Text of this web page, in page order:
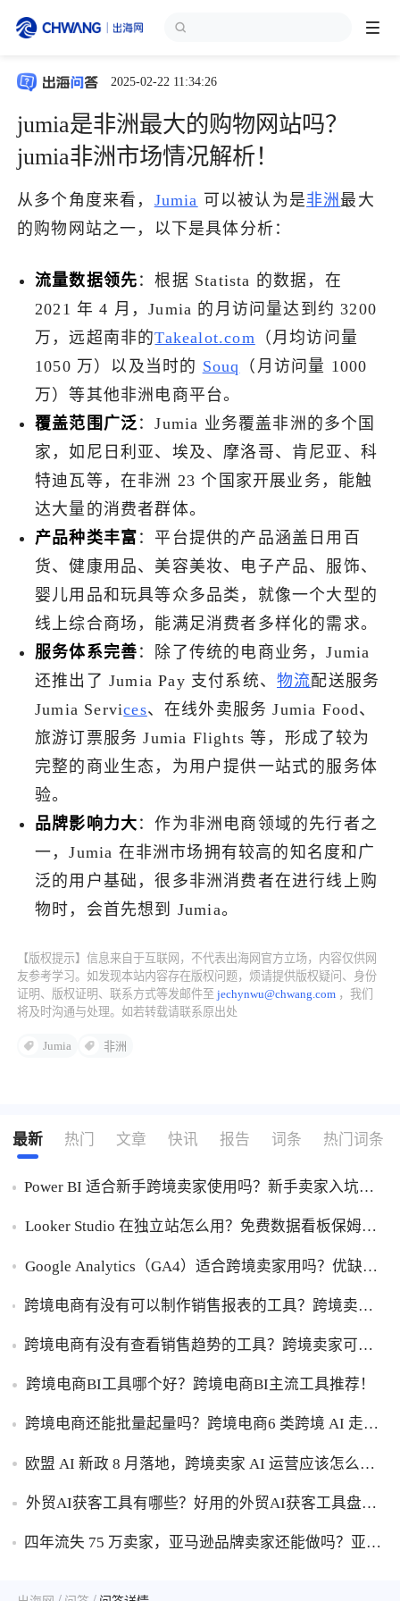
跨境展会
出海服务
出海资讯
出海导航
出海交流群
了解出海网
2025-02-22 11:34:26
jumia是非洲最大的购物网站吗？
jumia非洲市场情况解析！
从多个角度来看， Jumia 可以被认为是非洲最大
的购物网站之一，以下是具体分析：
流量数据领先 ：根据 Statista 的数据，在
2021 年 4 月，Jumia 的月访问量达到约 3200
万，远超南非的Takealot.com （月均访问量
1050 万）以及当时的 Souq
（月访问量 1000
万）等其他非洲电商平台。
覆盖范围广泛 ：Jumia 业务覆盖非洲的多个国
家，如尼日利亚、埃及、摩洛哥、肯尼亚、科
特迪瓦等，在非洲 23 个国家开展业务，能触
达大量的消费者群体。
产品种类丰富 ：平台提供的产品涵盖日用百
货、健康用品、美容美妆、电子产品、服饰、
婴儿用品和玩具等众多品类，就像一个大型的
线上综合商场，能满足消费者多样化的需求。
服务体系完善 ：除了传统的电商业务，Jumia
还推出了 Jumia Pay 支付系统、物流配送服务
Jumia Services、在线外卖服务 Jumia Food、
旅游订票服务 Jumia Flights 等，形成了较为
完整的商业生态，为用户提供一站式的服务体
验。
品牌影响力大 ：作为非洲电商领域的先行者之
一，Jumia 在非洲市场拥有较高的知名度和广
泛的用户基础，很多非洲消费者在进行线上购
物时，会首先想到 Jumia。
【版权提示】信息来自于互联网，不代表出海网官方立场，内容仅供网
友参考学习。如发现本站内容存在版权问题，烦请提供版权疑问、身份
证明、版权证明、联系方式等发邮件至jechynwu@chwang.com ，我们
将及时沟通与处理。如若转载请联系原出处
Jumia 非洲
最新 热门 文章 快讯 报告 词条 热门词条
Power BI 适合新手跨境卖家使用吗？新手卖家入坑
Looker Studio 在独立站怎么用？免费数据看板保姆级
Google Analytics（GA4）适合跨境卖家用吗？优缺点
跨境电商有没有可以制作销售报表的工具？跨境卖家
跨境电商有没有查看销售趋势的工具？跨境卖家可以
跨境电商BI工具哪个好？跨境电商BI主流工具推荐！
跨境电商还能批量起量吗？跨境电商6 类跨境 AI 走量
欧盟 AI 新政 8 月落地，跨境卖家 AI 运营应该怎么应
外贸AI获客工具有哪些？好用的外贸AI获客工具盘
四年流失 75 万卖家，亚马逊品牌卖家还能做吗？亚马